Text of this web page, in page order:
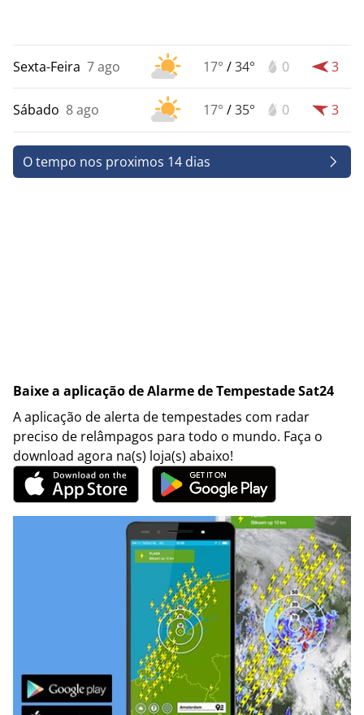
Sexta-Feira 7 ago 17° /34° 0 3
Sábado 8 ago 17° /35° 0 3
O tempo nos proximos 14 dias
Baixe a aplicação de Alarme de Tempestade Sat24
A aplicação de alerta de tempestades com radar
preciso de relâmpagos para todo o mundo. Faça o
download agora na(s) loja(s) abaixo!